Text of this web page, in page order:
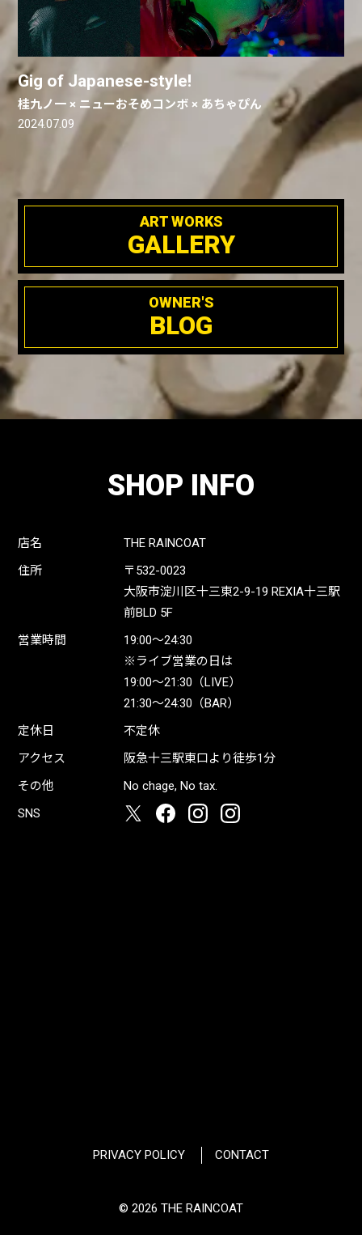
Gig of Japanese-style!
桂九ノ一 × ニューおそめコンボ × あちゃぴん
2024.07.09
ART WORKS
GALLERY
OWNER'S
BLOG
SHOP INFO
店名
THE RAINCOAT
住所
〒532-0023
大阪市淀川区十三東2-9-19 REXIA十三駅
前BLD 5F
営業時間
19:00〜24:30
※ライブ営業の日は
19:00〜21:30（LIVE）
21:30〜24:30（BAR）
定休日
不定休
アクセス
阪急十三駅東口より徒歩1分
その他
No chage, No tax.
SNS
PRIVACY POLICY CONTACT
© 2026 THE RAINCOAT